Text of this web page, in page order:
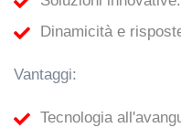
Dinamicità e
Vantaggi:
Tecnologia